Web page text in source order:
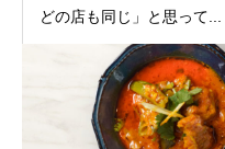
どの店も同じ」と思って...